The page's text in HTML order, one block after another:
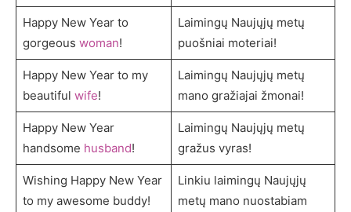
Happy New Year to
gorgeous woman!
Laimingų Naujųjų metų
puošniai moteriai!
Happy New Year to my
beautiful wife!
Laimingų Naujųjų metų
mano gražiajai žmonai!
Happy New Year
handsome husband!
Laimingų Naujųjų metų
gražus vyras!
Wishing Happy New Year
to my awesome buddy!
Linkiu laimingų Naujųjų
metų mano nuostabiam